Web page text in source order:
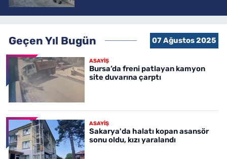
Geçen Yıl Bugün 07 Ağustos 2025
ASAYİŞ
Bursa’da freni patlayan kamyon
site duvarına çarptı
ASAYİŞ
Sakarya'da halatı kopan asansör
sonu oldu, kızı yaralandı